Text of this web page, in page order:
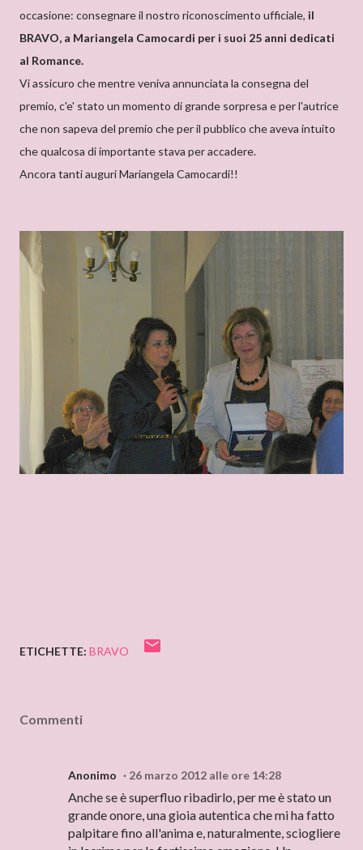
occasione: consegnare il nostro riconoscimento ufficiale, il
BRAVO, a Mariangela Camocardi per i suoi 25 anni dedicati
al Romance.
Vi assicuro che mentre veniva annunciata la consegna del
premio, c'e' stato un momento di grande sorpresa e per l'autrice
che non sapeva del premio che per il pubblico che aveva intuito
che qualcosa di importante stava per accadere.
Ancora tanti auguri Mariangela Camocardi!!
ETICHETTE: BRAVO
Commenti
Anonimo 26 marzo 2012 alle ore 14:28
Anche se è superfluo ribadirlo, per me è stato un
grande onore, una gioia autentica che mi ha fatto
palpitare fino all'anima e, naturalmente, sciogliere